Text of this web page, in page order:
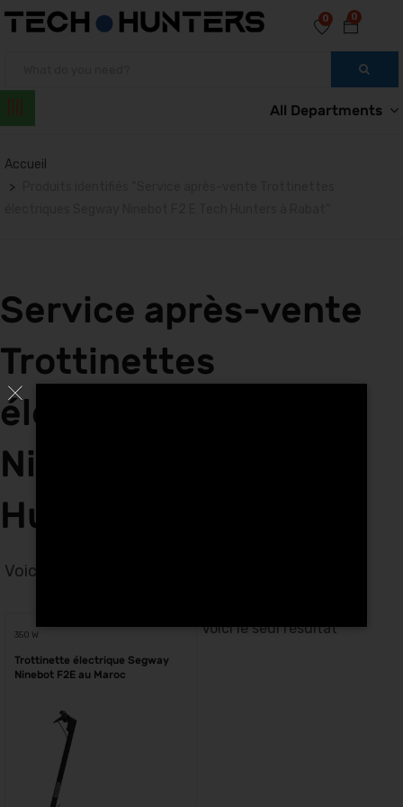
0
0
All Departments
Accueil
Service après-vente
Trottinettes
électriques Segway
Ninebot F2 E Tech
Hunters à Rabat
Voici le seul résultat
350 W
Trottinette électrique Segway
Ninebot F2E au Maroc
Voici le seul résultat